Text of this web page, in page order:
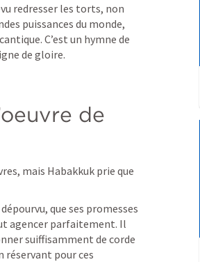
redresser les torts, non
puissances du monde,
C’est un hymne de
de gloire.
de
mais Habakkuk prie que
que ses promesses
agencer parfaitement. Il
suiffisamment de corde
réservant pour ces